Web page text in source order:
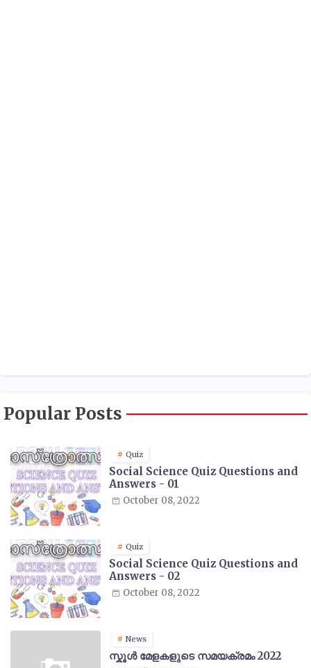
Popular Posts
Quiz
Social Science Quiz Questions and
Answers - 01
October 08, 2022
Quiz
Social Science Quiz Questions and
Answers - 02
October 08, 2022
News
സ്കൂൾ മേളകളുടെ സമയക്രമം 2022